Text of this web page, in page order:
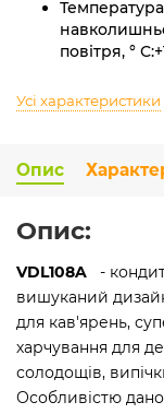
Температура
повітря, ° С:
Усі характеристики
Опис
Опис:
VDL108A
-
вишуканий дизайн
для кав'ярень,
харчування для
солодощів,
Особливістю